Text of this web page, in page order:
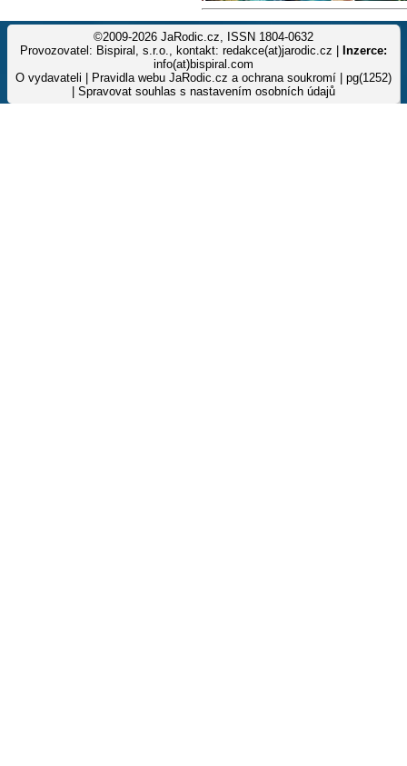
©2009-2026 JaRodic.cz, ISSN 1804-0632
Provozovatel: Bispiral, s.r.o., kontakt: redakce(at)jarodic.cz |
Inzerce:
info(at)bispiral.com
O vydavateli
Pravidla webu JaRodic.cz a ochrana soukromí | pg(1252)
Spravovat souhlas s nastavením osobních údajů